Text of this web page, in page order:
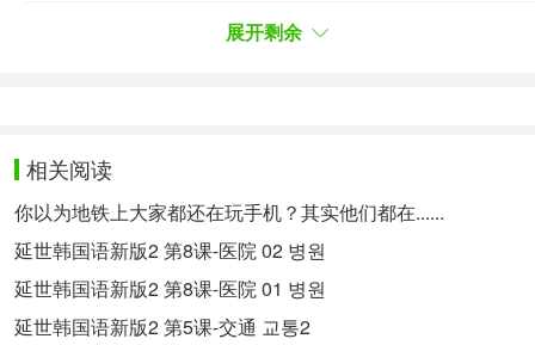
说明，即前句提示背景、状况，后句阐述具体内
是开音节时用"-ㄴ데"，闭音节时用"-은데"；体词谓词
形后面用"-ㄴ데"。"있다/없다"不管做动词或形容词，
包括它们组合成的单词，固定是+는데。
이 사과는 한 개에 1,000원인데 달고 맛있어요.
这个苹果一个1000元，很甜很好吃。
展开剩余
相关阅读
你以为地铁上大家都还在玩手机？其实他们都在......
延世韩国语新版2 第8课-医院 02 병원
延世韩国语新版2 第8课-医院 01 병원
延世韩国语新版2 第5课-交通 교통2